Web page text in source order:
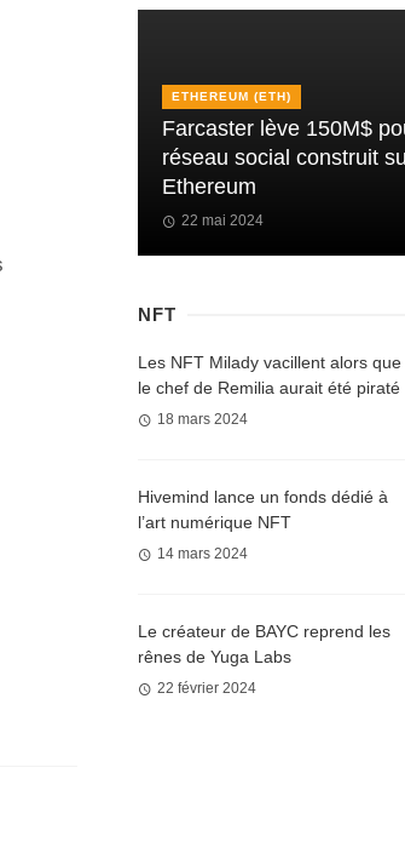
ETHEREUM (ETH)
Farcaster lève 150M$
réseau social construit
Ethereum
22 mai 2024
NFT
Les NFT Milady vacillent alors que
le chef de Remilia aurait été piraté
18 mars 2024
Hivemind lance un fonds dédié à
l’art numérique NFT
14 mars 2024
Le créateur de BAYC reprend les
rênes de Yuga Labs
22 février 2024